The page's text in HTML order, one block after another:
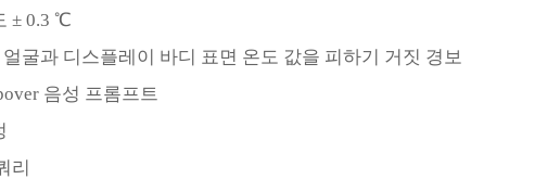
± 0.3 ℃
굴과 디스플레이 바디 표면 온도 값을 피하기 거짓 경보
음성 프롬프트
리